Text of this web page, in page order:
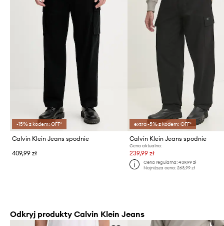
-15% z kodem: OFF*
Calvin Klein Jeans spodnie
409,99 zł
extra -5% z kodem: OFF*
Calvin Klein Jeans spodnie
Cena aktualna:
239,99 zł
Cena regularna: 439,99 zł
Najniższa cena: 263,99 zł
Odkryj produkty Calvin Klein Jeans